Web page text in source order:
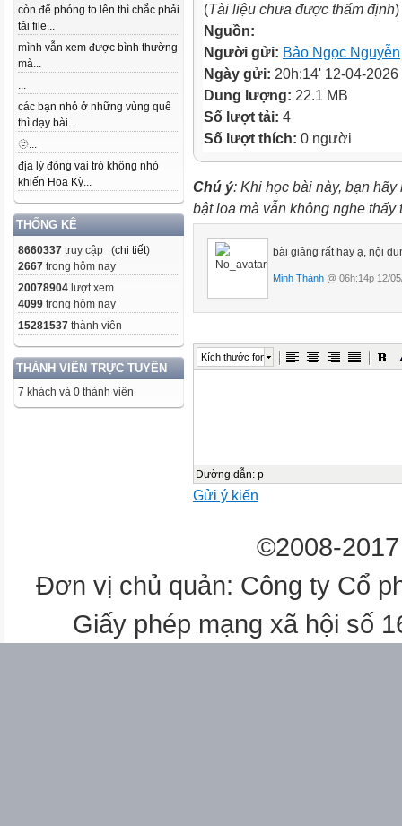
còn để phóng to lên thì chắc phải
tải file...
mình vẫn xem được bình thường
mà...
...
các bạn nhỏ ở những vùng quê
thì dạy bài...
🫥...
địa lý đóng vai trò không nhỏ
khiến Hoa Kỳ...
THỐNG KÊ
8660337 truy cập (chi tiết)
2667 trong hôm nay
20078904 lượt xem
4099 trong hôm nay
15281537 thành viên
THÀNH VIÊN TRỰC TUYẾN
7 khách và 0 thành viên
(Tài liệu chưa được thẩm định)
Nguồn:
Người gửi: Bảo Ngọc Nguyễn
Ngày gửi: 20h:14' 12-04-2026
Dung lượng: 22.1 MB
Số lượt tải: 4
Số lượt thích: 0 người
Chú ý: Khi học bài này, bạn
bật loa mà vẫn không nghe
bài giảng rất hay ạ, nội
Minh Thành @ 06h:14p 12/
Kích thước font
Đường dẫn: p
Gửi ý kiến
©2008-
Đơn vị chủ quản: Công ty Cổ
Giấy phép mạng xã hội số